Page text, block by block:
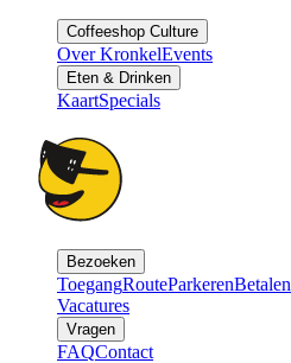
Coffeeshop Culture
Over KronkelEvents
Eten & Drinken
KaartSpecials
Bezoeken
ToegangRouteParkerenBetalen
Vacatures
Vragen
FAQContact